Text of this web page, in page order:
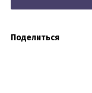
Поделиться